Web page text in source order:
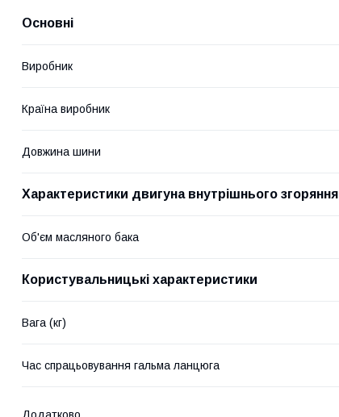
Основні
Виробник
Країна виробник
Довжина шини
Характеристики двигуна внутрішнього згоряння
Об'єм масляного бака
Користувальницькі характеристики
Вага (кг)
Час спрацьовування гальма ланцюга
Додатково